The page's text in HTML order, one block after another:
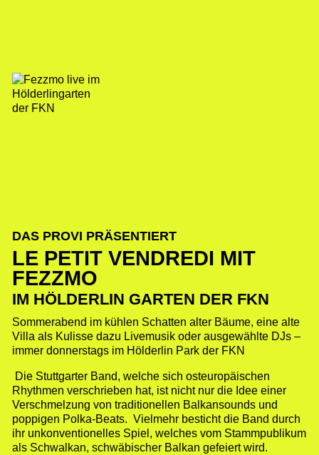
DAS PROVI PRÄSENTIERT
LE PETIT VENDREDI MIT
FEZZMO
IM HÖLDERLIN GARTEN DER FKN
Sommerabend im kühlen Schatten alter Bäume, eine alte
Villa als Kulisse dazu Livemusik oder ausgewählte DJs –
immer donnerstags im Hölderlin Park der FKN
Die Stuttgarter Band, welche sich osteuropäischen
Rhythmen verschrieben hat, ist nicht nur die Idee einer
Verschmelzung von traditionellen Balkansounds und
poppigen Polka-Beats. Vielmehr besticht die Band durch
ihr unkonventionelles Spiel, welches vom Stammpublikum
als Schwalkan, schwäbischer Balkan gefeiert wird.